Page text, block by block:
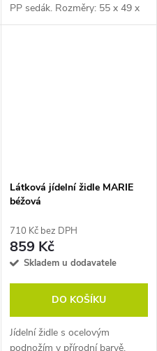
PP sedák. Rozměry: 55 x 49 x
83 cm (h x š x v). Typ dřeva:
Látková jídelní židle MARIE
béžová
710 Kč bez DPH
859 Kč
Skladem u dodavatele
DO KOŠÍKU
Jídelní židle s ocelovým
podnožím v přírodní barvě,